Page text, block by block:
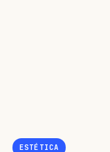
ESTÉTICA